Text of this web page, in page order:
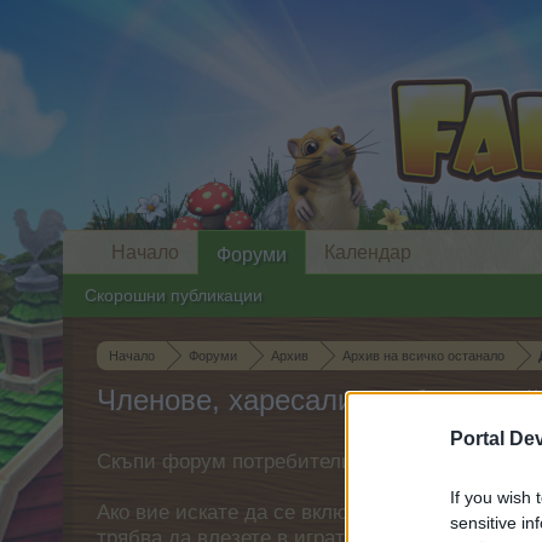
Portal
If you wish
sensitive
Начало Форуми Архив Архив на всичко останало
Членове, харесали съобщение
Скъпи форум потребители,
Ако вие искате да се включите активно във
Начало Форуми
Скорошни публикации
Календар